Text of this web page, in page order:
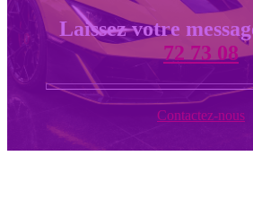
Laissez votre
72 73 08
Contactez-nous